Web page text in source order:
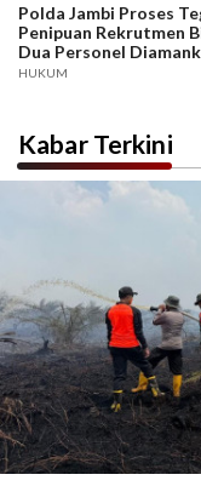
Polda Jambi Proses
Penipuan Rekrutmen
Dua Personel
Dari Rakyat Biasa
HUKUM
Kabar Terkini